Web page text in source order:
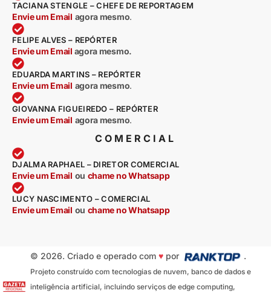
TACIANA STENGLE – CHEFE DE REPORTAGEM
Envie um Email agora mesmo.
FELIPE ALVES – REPÓRTER
Envie um Email agora mesmo.
EDUARDA MARTINS – REPÓRTER
Envie um Email agora mesmo.
GIOVANNA FIGUEIREDO – REPÓRTER
Envie um Email agora mesmo.
COMERCIAL
DJALMA RAPHAEL – DIRETOR COMERCIAL
Envie um Email ou chame no Whatsapp
LUCY NASCIMENTO – COMERCIAL
Envie um Email ou chame no Whatsapp
© 2026. Criado e operado com ♥por .
Projeto construído com tecnologias de nuvem, banco de dados e
inteligência artificial, incluindo serviços de edge computing,